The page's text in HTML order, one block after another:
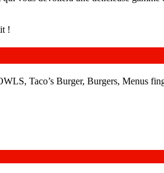
!
Taco’s Burger, Burgers, Menus